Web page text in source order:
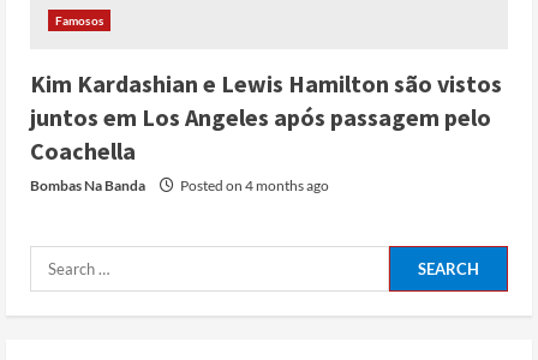
Famosos
Kim Kardashian e Lewis Hamilton são vistos
juntos em Los Angeles após passagem pelo
Coachella
Bombas Na Banda Posted on 4 months ago
Irão reabre Estreito de Ormuz
e Líbano